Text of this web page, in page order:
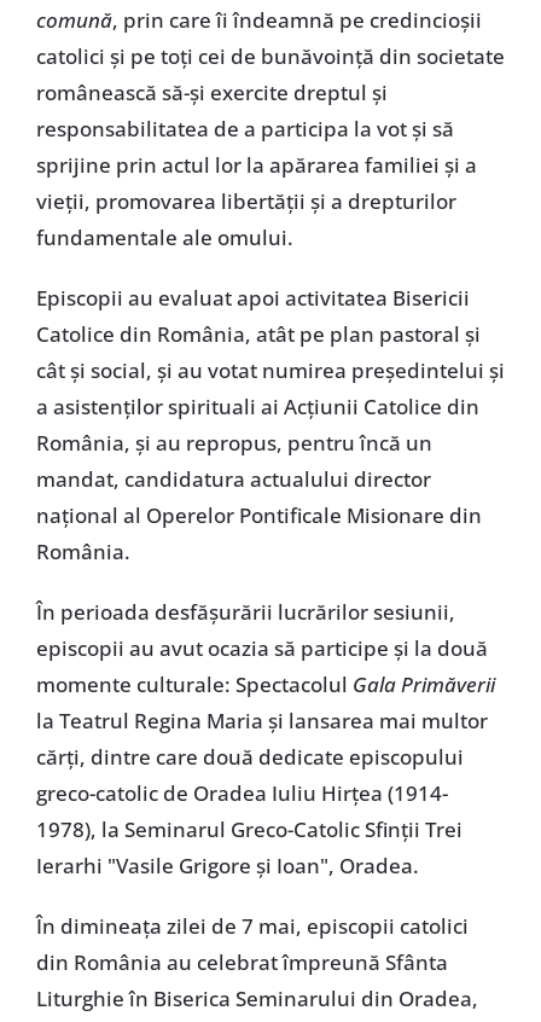
comună, prin care îi îndeamnă pe credincioşii
catolici şi pe toţi cei de bunăvoinţă din societate
românească să-şi exercite dreptul şi
responsabilitatea de a participa la vot şi să
sprijine prin actul lor la apărarea familiei şi a
vieţii, promovarea libertăţii şi a drepturilor
fundamentale ale omului.
Episcopii au evaluat apoi activitatea Bisericii
Catolice din România, atât pe plan pastoral şi
cât şi social, şi au votat numirea preşedintelui şi
a asistenţilor spirituali ai Acţiunii Catolice din
România, şi au repropus, pentru încă un
mandat, candidatura actualului director
naţional al Operelor Pontificale Misionare din
România.
În perioada desfăşurării lucrărilor sesiunii,
episcopii au avut ocazia să participe şi la două
momente culturale: Spectacolul Gala Primăverii
la Teatrul Regina Maria şi lansarea mai multor
cărţi, dintre care două dedicate episcopului
greco-catolic de Oradea Iuliu Hirţea (1914-
1978), la Seminarul Greco-Catolic Sfinţii Trei
Ierarhi "Vasile Grigore şi Ioan", Oradea.
În dimineaţa zilei de 7 mai, episcopii catolici
din România au celebrat împreună Sfânta
Liturghie în Biserica Seminarului din Oradea,